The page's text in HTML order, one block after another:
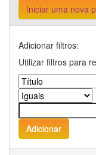
Iniciar uma nova
Adicionar filtros:
Utilizar filtros para